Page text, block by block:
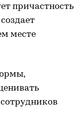
причастность
месте